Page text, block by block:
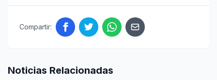
Compartir:
Noticias Relacionadas